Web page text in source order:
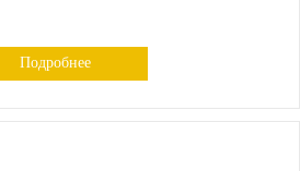
Подробнее